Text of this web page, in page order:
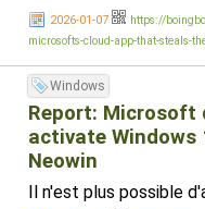
2026-01-07
https://
microsofts-cloud-app-that-steals-
Windows
Report: Microsoft
activate
Neowin
Il n'est plus possible